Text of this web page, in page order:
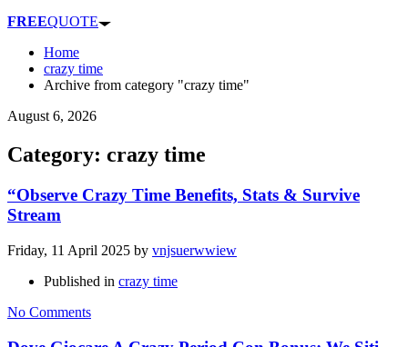
FREEQUOTE
Home
crazy time
Archive from category "crazy time"
August 6, 2026
Category: crazy time
“Observe Crazy Time Benefits, Stats & Survive
Stream
Friday, 11 April 2025 by vnjsuerwwiew
Published in crazy time
No Comments